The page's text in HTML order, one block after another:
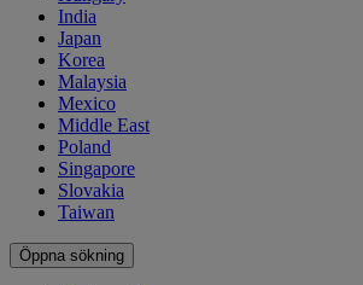
India
Japan
Korea
Malaysia
Mexico
Middle East
Poland
Singapore
Slovakia
Taiwan
Öppna sökning